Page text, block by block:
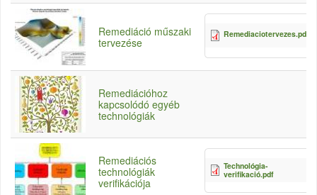
Remediáció műszaki
tervezése
Remediaciotervezes.pdf
Remediációhoz
kapcsolódó egyéb
technológiák
Remediációs
technológiák
verifikációja
Technológia-
verifikació.pdf